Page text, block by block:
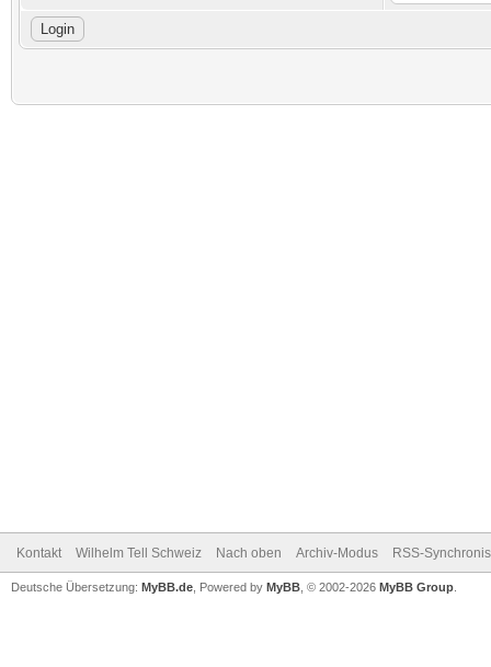
Kontakt Wilhelm Tell Schweiz Nach oben Archiv-Modus RSS-
Deutsche Übersetzung: MyBB.de , Powered by MyBB , © 2002-2026 MyBB Group